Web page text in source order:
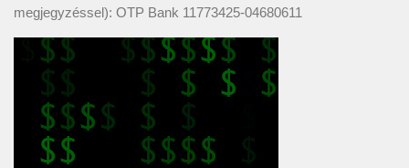
megjegyzéssel): OTP Bank 11773425-04680611